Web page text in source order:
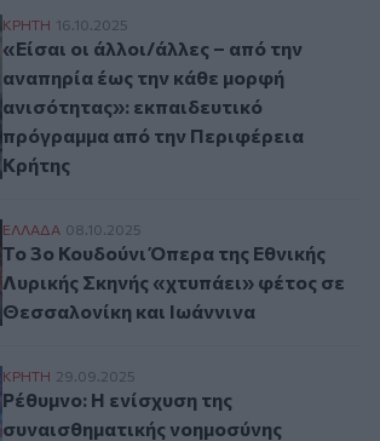
«Είσαι οι άλλοι/άλλες – από την
ΚΡΗΤΗ 16.10.2025
«Είσαι οι άλλοι/άλλες – από την
αναπηρία έως την κάθε μορφή
ανισότητας»: εκπαιδευτικό
πρόγραμμα από την Περιφέρεια
Κρήτης
Το 3ο Κουδούνι Όπερα της Εθνικής
ΕΛΛAΔΑ 08.10.2025
Το 3ο Κουδούνι Όπερα της Εθνικής
Λυρικής Σκηνής «χτυπάει» φέτος σε
Θεσσαλονίκη και Ιωάννινα
Ρέθυμνο: Η ενίσχυση της
ΚΡΗΤΗ 29.09.2025
Ρέθυμνο: Η ενίσχυση της
συναισθηματικής νοημοσύνης